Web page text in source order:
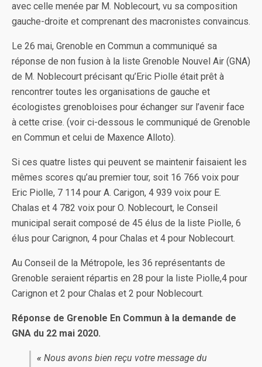
avec celle menée par M. Noblecourt, vu sa composition
gauche-droite et comprenant des macronistes convaincus.
Le 26 mai, Grenoble en Commun a communiqué sa
réponse de non fusion à la liste Grenoble Nouvel Air (GNA)
de M. Noblecourt précisant qu’Eric Piolle était prêt à
rencontrer toutes les organisations de gauche et
écologistes grenobloises pour échanger sur l’avenir face
à cette crise. (voir ci-dessous le communiqué de Grenoble
en Commun et celui de Maxence Alloto).
Si ces quatre listes qui peuvent se maintenir faisaient les
mêmes scores qu’au premier tour, soit 16 766 voix pour
Eric Piolle, 7 114 pour A. Carigon, 4 939 voix pour E.
Chalas et 4 782 voix pour O. Noblecourt, le Conseil
municipal serait composé de 45 élus de la liste Piolle, 6
élus pour Carignon, 4 pour Chalas et 4 pour Noblecourt.
Au Conseil de la Métropole, les 36 représentants de
Grenoble seraient répartis en 28 pour la liste Piolle,4 pour
Carignon et 2 pour Chalas et 2 pour Noblecourt.
Réponse de Grenoble En Commun à la demande de
GNA du 22 mai 2020.
« Nous avons bien reçu votre message du